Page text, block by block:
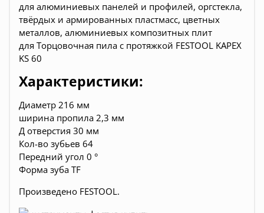
для алюминиевых панелей и профилей, оргстекла,
твёрдых и армированных пластмасс, цветных
металлов, алюминиевых композитных плит
для Торцовочная пила с протяжкой FESTOOL KAPEX
KS 60
Характеристики:
Диаметр 216 мм
ширина пропила 2,3 мм
Д отверстия 30 мм
Кол-во зубьев 64
Передний угол 0 °
Форма зуба TF
Произведено FESTOOL.